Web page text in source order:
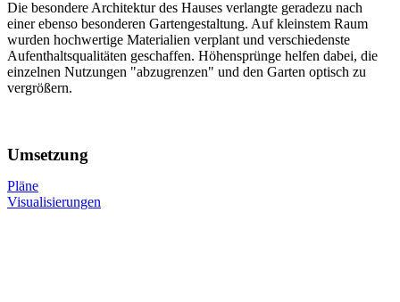
Die besondere Architektur des Hauses verlangte geradezu nach
einer ebenso besonderen Gartengestaltung. Auf kleinstem Raum
wurden hochwertige Materialien verplant und verschiedenste
Aufenthaltsqualitäten geschaffen. Höhensprünge helfen dabei, die
einzelnen Nutzungen "abzugrenzen" und den Garten optisch zu
vergrößern.
Umsetzung
Pläne
Visualisierungen